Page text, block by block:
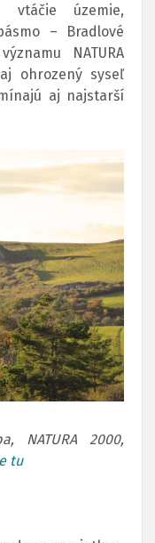
vtáčie územie,
– Bradlové
NATURA
ohrozený syseľ
aj najstarší
NATURA 2000,
tu